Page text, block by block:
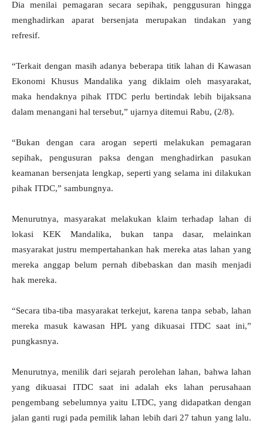
Dia menilai pemagaran secara sepihak, penggusuran hingga
menghadirkan aparat bersenjata merupakan tindakan yang
refresif.
“Terkait dengan masih adanya beberapa titik lahan di Kawasan
Ekonomi Khusus Mandalika yang diklaim oleh masyarakat,
maka hendaknya pihak ITDC perlu bertindak lebih bijaksana
dalam menangani hal tersebut,” ujarnya ditemui Rabu, (2/8).
“Bukan dengan cara arogan seperti melakukan pemagaran
sepihak, pengusuran paksa dengan menghadirkan pasukan
keamanan bersenjata lengkap, seperti yang selama ini dilakukan
pihak ITDC,” sambungnya.
Menurutnya, masyarakat melakukan klaim terhadap lahan di
lokasi KEK Mandalika, bukan tanpa dasar, melainkan
masyarakat justru mempertahankan hak mereka atas lahan yang
mereka anggap belum pernah dibebaskan dan masih menjadi
hak mereka.
“Secara tiba-tiba masyarakat terkejut, karena tanpa sebab, lahan
mereka masuk kawasan HPL yang dikuasai ITDC saat ini,”
pungkasnya.
Menurutnya, menilik dari sejarah perolehan lahan, bahwa lahan
yang dikuasai ITDC saat ini adalah eks lahan perusahaan
pengembang sebelumnya yaitu LTDC, yang didapatkan dengan
jalan ganti rugi pada pemilik lahan lebih dari 27 tahun yang lalu.